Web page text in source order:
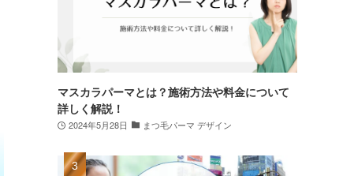
マスカラパーマとは？施術方法や料金について
詳しく解説！
2024年5月28日 まつ毛パーマ デザイン